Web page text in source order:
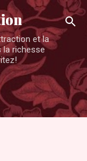
et la
la richesse